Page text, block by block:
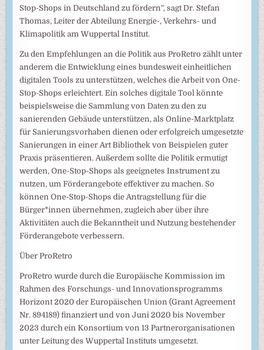
Stop-Shops in Deutschland zu fördern”, sagt Dr. Stefan
Thomas, Leiter der Abteilung Energie-, Verkehrs- und
Klimapolitik am Wuppertal Institut.
Zu den Empfehlungen an die Politik aus ProRetro zählt unter
anderem die Entwicklung eines bundesweit einheitlichen
digitalen Tools zu unterstützen, welches die Arbeit von One-
Stop-Shops erleichtert. Ein solches digitale Tool könnte
beispielsweise die Sammlung von Daten zu den zu
sanierenden Gebäude unterstützen, als Online-Marktplatz
für Sanierungsvorhaben dienen oder erfolgreich umgesetzte
Sanierungen in einer Art Bibliothek von Beispielen guter
Praxis präsentieren. Außerdem sollte die Politik ermutigt
werden, One-Stop-Shops als geeignetes Instrument zu
nutzen, um Förderangebote effektiver zu machen. So
können One-Stop-Shops die Antragstellung für die
Bürger*innen übernehmen, zugleich aber über ihre
Aktivitäten auch die Bekanntheit und Nutzung bestehender
Förderangebote verbessern.
Über ProRetro
ProRetro wurde durch die Europäische Kommission im
Rahmen des Forschungs- und Innovationsprogramms
Horizont 2020 der Europäischen Union (Grant Agreement
Nr. 894189) finanziert und von Juni 2020 bis November
2023 durch ein Konsortium von 13 Partnerorganisationen
unter Leitung des Wuppertal Instituts umgesetzt.